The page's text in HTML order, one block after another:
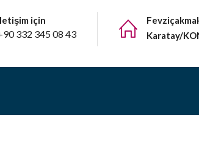
için
332 345 08 43
Karatay/